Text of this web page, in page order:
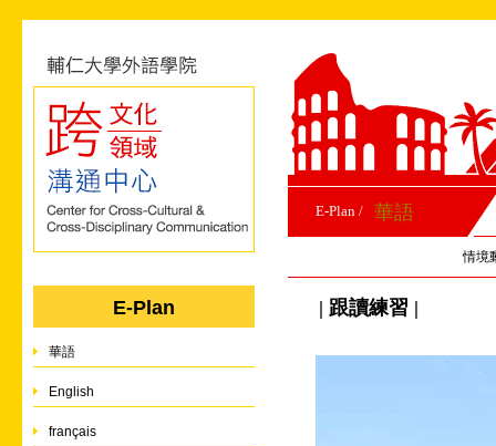
E-Plan
華語
English
français
E-Plan / 華語
情境
| 跟讀練習 |